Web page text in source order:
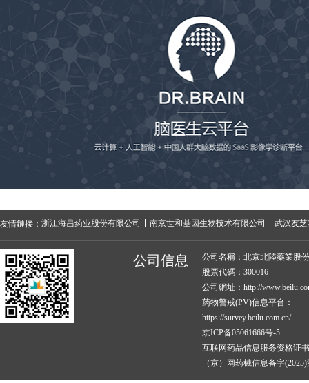
友情鏈接： 浙江海昌药业股份有限公司 南京世和基因生物技术有限公司 武汉友
公司信息
公司名稱：北京北陸藥業股
股票代碼：300016
公司網址：http://
药物警戒(PV)信息平台：
https://survey.beilu.com.cn/
京ICP备05061666号-5
互联网药品信息服务资格证
（京）网药械信息备字